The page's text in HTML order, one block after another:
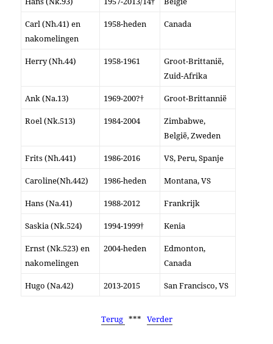
Carl (Nh.41) en
nakomelingen
1958-heden Canada
Herry (Nh.44) 1958-1961
Groot-Brittanië,
Zuid-Afrika
Ank (Na.13) 1969-200?† Groot-Brittannië
Roel (Nk.513) 1984-2004
Zimbabwe,
België, Zweden
Frits (Nh.441) 1986-2016 VS, Peru, Spanje
Caroline(Nh.442) 1986-heden Montana, VS
Hans (Na.41) 1988-2012 Frankrijk
Saskia (Nk.524) 1994-1999† Kenia
Ernst (Nk.523) en
nakomelingen
2004-heden
Edmonton,
Canada
Hugo (Na.42) 2013-2015 San Francisco, VS
Terug *** Verder